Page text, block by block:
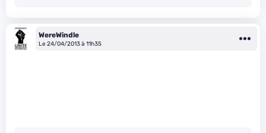
WereWindle
Le 24/04/2013 à 11h35